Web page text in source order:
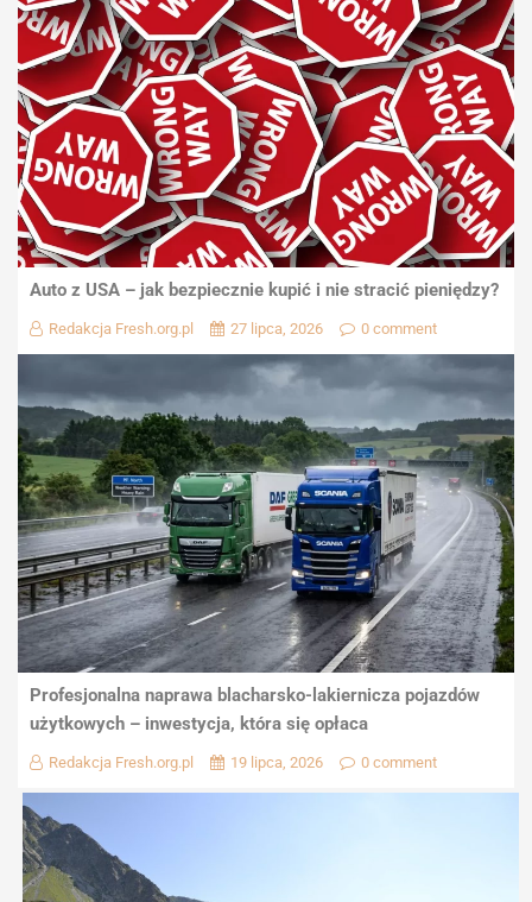
Auto z USA – jak bezpiecznie kupić i nie stracić pieniędzy?
Redakcja Fresh.org.pl 27 lipca, 2026 0 comment
Profesjonalna naprawa blacharsko-lakiernicza pojazdów
użytkowych – inwestycja, która się opłaca
Redakcja Fresh.org.pl 19 lipca, 2026 0 comment